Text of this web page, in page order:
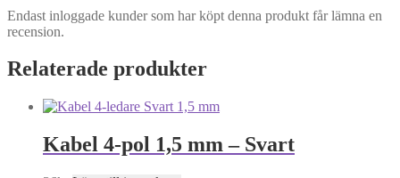
Endast inloggade kunder som har köpt denna produkt får lämna en
recension.
Relaterade produkter
Kabel 4-pol 1,5 mm – Svart